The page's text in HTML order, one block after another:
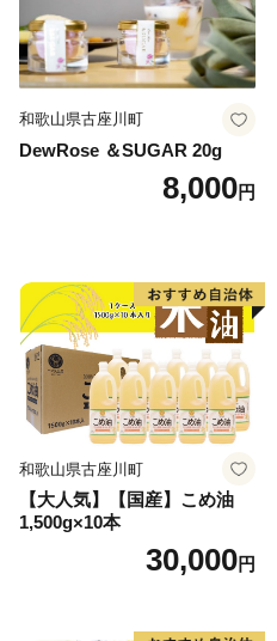
和歌山県古座川町
DewRose ＆SUGAR 20g
8,000円
和歌山県古座川町
【大人気】【国産】こめ油
1,500g×10本
30,000円